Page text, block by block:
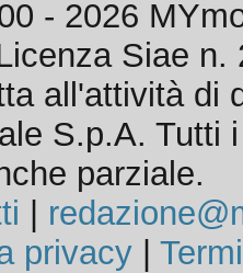
- 2026
Siae n.
all'attività di
S.p.A. Tutti
parziale.
privacy|